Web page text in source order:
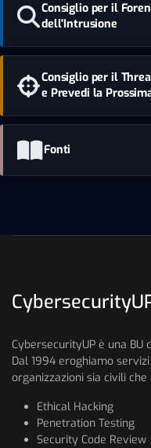
Consiglio per il
dell'Intrusione
Consiglio per il
e Prevedi la
Fonti
CybersecurityUP è una BU
Dal 1994 eroghiamo
organizzazioni sia civili
Ethical Hacking
Penetration Testing
Security Code Review